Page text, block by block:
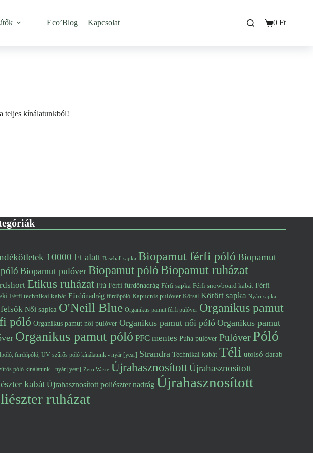
Eco’Blog Kapcsolat
Bevásárló
0 Ft
teljes kínálatunkból!
10000 Ft alatt Baseball sapka Biopamut férfi póló Biopamut
Biopamut pulóver Biopamut pólóBiopamut ruházat
Etikus ruházat Fiú Férfi fürdőnadrág Férfi sapka Férfi snowboard kabát Férfi
Férfi technikai kabát Fürdőnadrág fürdőpóló Kapucnis pulóver Körsál Kötött sapka Nyári sapka
Női sapka O'Neill Blue Organikus pamut férfi pulóver Organikus pamut
póló Organikus pamut női pulóver Organikus pamut női póló Organikus pamut
Organikus pamut póló PFC mentes Puha pulóver PulóverPóló
fürdőpóló, UV szűrős póló kínálatunk - nyár [year] Strandra Technikai kabát Téli utolsó darab
póló kínálatunk - nyár [year] Zero Waste ÚjrahasznosítottÚjrahasznosított
kabát Újrahasznosított poliészter nadrág Újrahasznosított
ruházat